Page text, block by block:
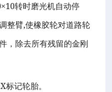
转时磨光机自动停
整臂,使橡胶轮对道路轮
，除去所有残留的金刚
X标记轮胎。